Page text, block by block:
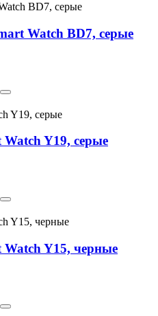
Watch BD7, серые
Y19, серые
Y15, черные